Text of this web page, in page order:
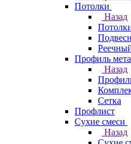
Потолки
Назад
Профиль
Назад
Сетка
Профлист
Сухие смеси
Назад